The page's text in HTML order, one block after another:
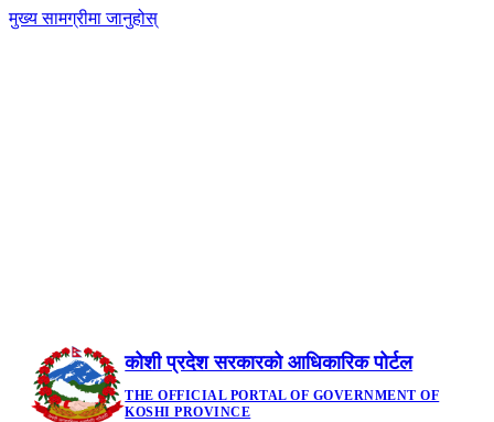
मुख्य सामग्रीमा जानुहोस्
कोशी प्रदेश सरकारको आधिकारिक पोर्टल
THE OFFICIAL PORTAL OF GOVERNMENT OF
KOSHI PROVINCE